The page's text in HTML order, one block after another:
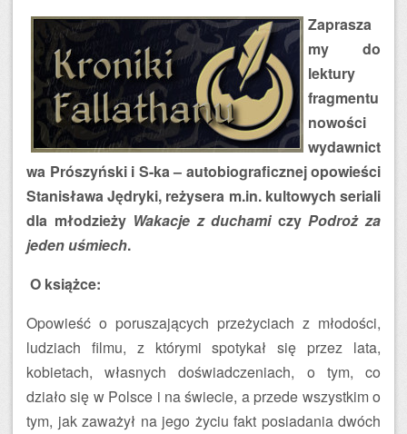
Zaprasza
my do
lektury
fragmentu
nowości
wydawnict
wa Prószyński i S-ka – autobiograficznej opowieści
Stanisława Jędryki, reżysera m.in. kultowych seriali
dla młodzieży Wakacje z duchamiczyPodroż za
jeden uśmiech.
O książce:
Opowieść o poruszających przeżyciach z młodości,
ludziach filmu, z którymi spotykał się przez lata,
kobietach, własnych doświadczeniach, o tym, co
działo się w Polsce i na świecie, a przede wszystkim o
tym, jak zaważył na jego życiu fakt posiadania dwóch